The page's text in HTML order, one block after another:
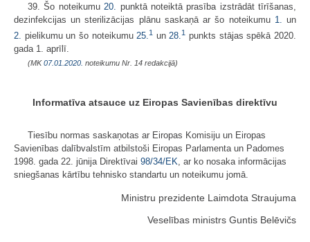
39. Šo noteikumu 20.
punktā noteiktā prasība izstrādāt tīrīšanas,
dezinfekcijas un sterilizācijas plānu saskaņā ar šo noteikumu 1.un
2. pielikumu un šo noteikumu25.1 un28.1 punkts stājas spēkā 2020.
gada 1. aprīlī.
(MK07.01.2020. noteikumu Nr. 14 redakcijā)
Informatīva atsauce uz Eiropas Savienības direktīvu
Tiesību normas saskaņotas ar Eiropas Komisiju un Eiropas
Savienības dalībvalstīm atbilstoši Eiropas Parlamenta un Padomes
1998. gada 22. jūnija Direktīvai 98/34/EK , ar ko nosaka informācijas
sniegšanas kārtību tehnisko standartu un noteikumu jomā.
Ministru prezidente Laimdota Straujuma
Veselības ministrs Guntis Belēvičs